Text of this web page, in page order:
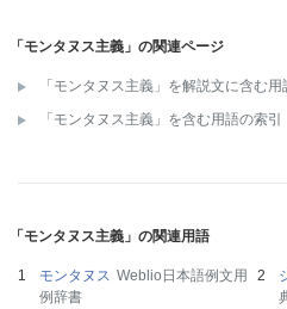
「モンタヌス主義」の関連ページ
「モンタヌス主義」を解説文に含む
「モンタヌス主義」を含む用語の索引
「モンタヌス主義」の関連用語
モンタヌス Weblio日本語例文用
例辞書